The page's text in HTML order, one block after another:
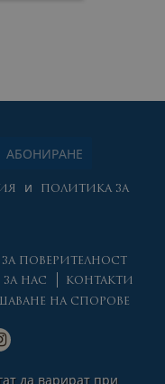
и
ПОЛИТИКА ЗА
ПОВЕРИТЕЛНОСТ
ЗА НАС
КОНТАКТИ
НА СПОРОВЕ
да варират при